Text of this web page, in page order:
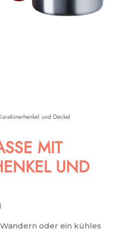
und Deckel
MIT
UND
oder ein kühles